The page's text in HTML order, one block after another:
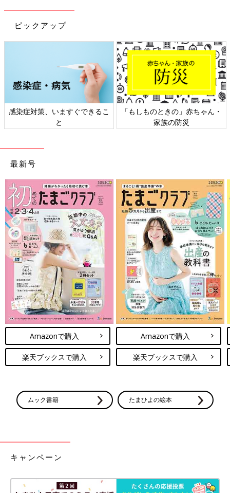
ピックアップ
日本外来小児科学会リーフレッ
ト検討会
六星占術 細木かおりさんの人生
相談
最新号
Amazonで購入
楽天ブックスで購入
Amazonで購入
楽天ブックスで購入
ムック書籍 たまひよの絵本
キャンペーン